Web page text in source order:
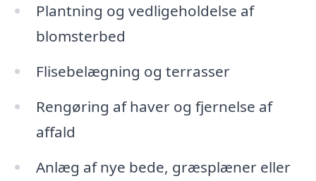
Plantning og vedligeholdelse af
blomsterbed
Flisebelægning og terrasser
Rengøring af haver og fjernelse af
affald
Anlæg af nye bede, græsplæner eller